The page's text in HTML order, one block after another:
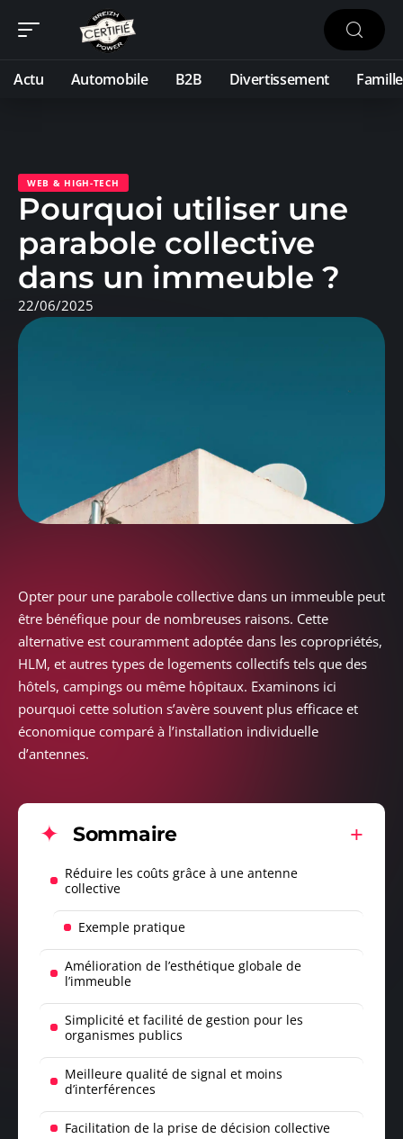
Actu Automobile B2B Divertissement Famille
WEB & HIGH-TECH
Pourquoi utiliser une
parabole collective
dans un immeuble ?
22/06/2025
Opter pour une parabole collective dans un immeuble peut
être bénéfique pour de nombreuses raisons. Cette
alternative est couramment adoptée dans les copropriétés,
HLM, et autres types de logements collectifs tels que des
hôtels, campings ou même hôpitaux. Examinons ici
pourquoi cette solution s’avère souvent plus efficace et
économique comparé à l’installation individuelle
d’antennes.
Sommaire
Réduire les coûts grâce à une antenne
collective
Exemple pratique
Amélioration de l’esthétique globale de
l’immeuble
Simplicité et facilité de gestion pour les
organismes publics
Meilleure qualité de signal et moins
d’interférences
Facilitation de la prise de décision collective